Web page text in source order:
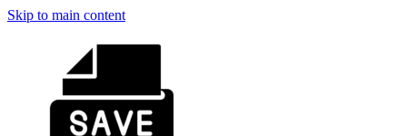
Skip to main content